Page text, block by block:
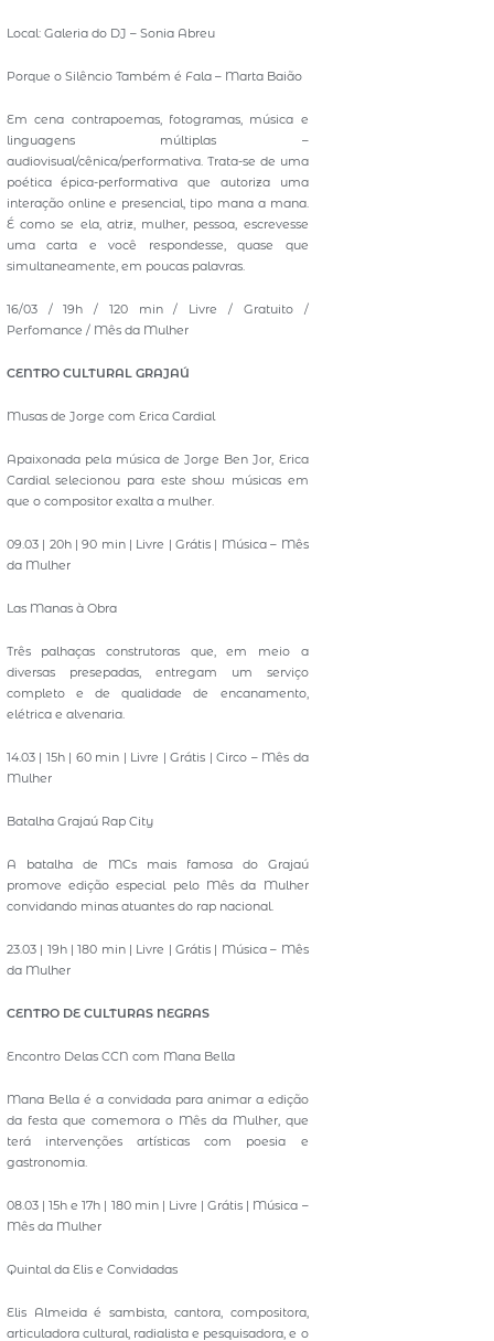
Local: Galeria do DJ – Sonia Abreu
Porque o Silêncio Também é Fala – Marta Baião
Em cena contrapoemas, fotogramas, música e
linguagens múltiplas –
audiovisual/cênica/performativa. Trata-se de uma
poética épica-performativa que autoriza uma
interação online e presencial, tipo mana a mana.
É como se ela, atriz, mulher, pessoa, escrevesse
uma carta e você respondesse, quase que
simultaneamente, em poucas palavras.
16/03 / 19h / 120 min / Livre / Gratuito /
Perfomance / Mês da Mulher
CENTRO CULTURAL GRAJAÚ
Musas de Jorge com Erica Cardial
Apaixonada pela música de Jorge Ben Jor, Erica
Cardial selecionou para este show músicas em
que o compositor exalta a mulher.
09.03 | 20h | 90 min | Livre | Grátis | Música – Mês
da Mulher
Las Manas à Obra
Três palhaças construtoras que, em meio a
diversas presepadas, entregam um serviço
completo e de qualidade de encanamento,
elétrica e alvenaria.
14.03 | 15h | 60 min | Livre | Grátis | Circo – Mês da
Mulher
Batalha Grajaú Rap City
A batalha de MCs mais famosa do Grajaú
promove edição especial pelo Mês da Mulher
convidando minas atuantes do rap nacional.
23.03 | 19h | 180 min | Livre | Grátis | Música – Mês
da Mulher
CENTRO DE CULTURAS NEGRAS
Encontro Delas CCN com Mana Bella
Mana Bella é a convidada para animar a edição
da festa que comemora o Mês da Mulher, que
terá intervenções artísticas com poesia e
gastronomia.
08.03 | 15h e 17h | 180 min | Livre | Grátis | Música –
Mês da Mulher
Quintal da Elis e Convidadas
Elis Almeida é sambista, cantora, compositora,
articuladora cultural, radialista e pesquisadora, e o